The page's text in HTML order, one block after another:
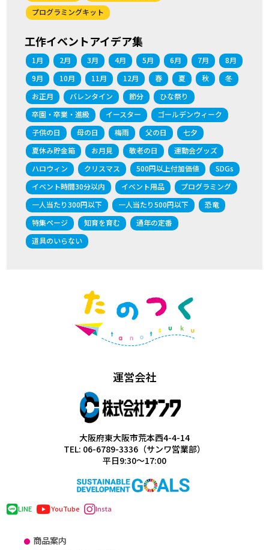
プログラミングキット
工作イベントアイデア集
1月 2月 3月 4月 5月 6月 7月
8月
9月
10月 11月 12月 春 夏 秋
冬
お正月
バレンタイン 節分
ひな祭り
卒園・卒業・進級
イースター
ゴールデンウィーク
子供の日
母の日 梅雨 父の日
七夕
夏休み貯金箱
お月見 敬老の日
運動会グッズ
ハロウィン
クリスマス 500円以上付加価値
SDGs
イベント時間30分以内
イベント用品
プログラミング
一人当たり300円以下
一人当たり500円以下
恐竜
特集ページ
知育を育む
通年の定番
道具のいらない
運営会社
大阪府東大阪市荒本西4-4-14
TEL: 06-6789-3336（サンワ営業部）
平日9:30～17:00
LINE YouTube Insta
商品案内